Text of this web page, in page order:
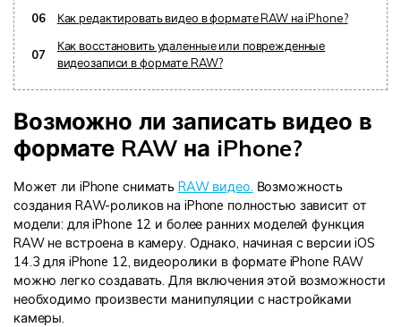
06
Как редактировать видео в формате RAW на iPhone?
07
Как восстановить удаленные или поврежденные
видеозаписи в формате RAW?
Возможно ли записать видео в
формате RAW на iPhone?
Может ли iPhone снимать RAW видео. Возможность
создания RAW-роликов на iPhone полностью зависит от
модели: для iPhone 12 и более ранних моделей функция
RAW не встроена в камеру. Однако, начиная с версии iOS
14.3 для iPhone 12, видеоролики в формате iPhone RAW
можно легко создавать. Для включения этой возможности
необходимо произвести манипуляции с настройками
камеры.